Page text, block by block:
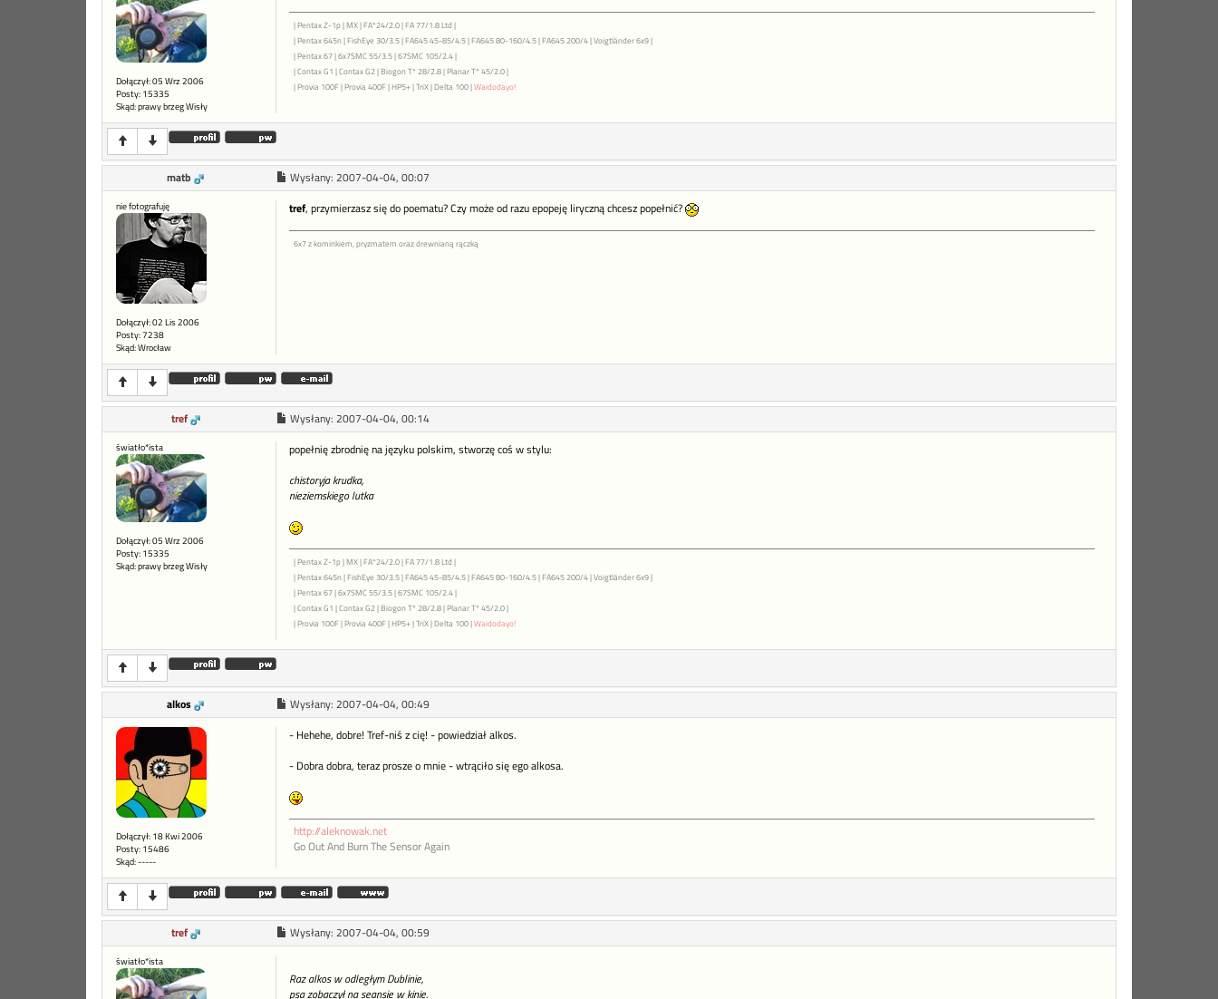
Dołączył: 05 Wrz 2006
Posty: 15335
Skąd: prawy brzeg Wisły
| Pentax Z-1p | MX | FA*24/2.0 | FA 77/1.8 Ltd |
| Pentax 645n | FishEye 30/3.5 | FA645 45-85/4.5 | FA645 80-160/4.5 | FA645 200/4 | Voigtländer 6x9 |
| Pentax 67 | 6x7SMC 55/3.5 | 67SMC 105/2.4 |
| Contax G1 | Contax G2 | Biogon T* 28/2.8 | Planar T* 45/2.0 |
| Provia 100F | Provia 400F | HP5+ | TriX | Delta 100 |Waidodayo!
matb Wysłany: 2007-04-04, 00:07
nie fotografuję
Dołączył: 02 Lis 2006
Posty: 7238
Skąd: Wrocław
tref, przymierzasz się do poematu? Czy może od razu epopeję liryczną chcesz popełnić?
6x7 z kominkiem, pryzmatem oraz drewnianą rączką
tref Wysłany: 2007-04-04, 00:14
światło*ista
Dołączył: 05 Wrz 2006
Posty: 15335
Skąd: prawy brzeg Wisły
popełnię zbrodnię na języku polskim, stworzę coś w stylu:
chistoryja krudka,
nieziemskiego lutka
| Pentax Z-1p | MX | FA*24/2.0 | FA 77/1.8 Ltd |
| Pentax 645n | FishEye 30/3.5 | FA645 45-85/4.5 | FA645 80-160/4.5 | FA645 200/4 | Voigtländer 6x9 |
| Pentax 67 | 6x7SMC 55/3.5 | 67SMC 105/2.4 |
| Contax G1 | Contax G2 | Biogon T* 28/2.8 | Planar T* 45/2.0 |
| Provia 100F | Provia 400F | HP5+ | TriX | Delta 100 |Waidodayo!
alkos Wysłany: 2007-04-04, 00:49
Dołączył: 18 Kwi 2006
Posty: 15486
Skąd: -----
- Hehehe, dobre! Tref-niś z cię! - powiedział alkos.
- Dobra dobra, teraz prosze o mnie - wtrąciło się ego alkosa.
http://aleknowak.net
Go Out And Burn The Sensor Again
tref Wysłany: 2007-04-04, 00:59
światło*ista
Raz alkos w odległym Dublinie,
psa zobaczył na seansie w kinie.